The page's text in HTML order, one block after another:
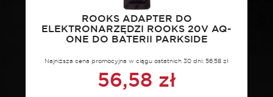
ROOKS ADAPTER DO
ELEKTRONARZĘDZI ROOKS 20V AQ-
ONE DO BATERII PARKSIDE
Najniższa cena promocyjna w ciągu ostatnich 30 dni: 56,58 zł
56,58 zł